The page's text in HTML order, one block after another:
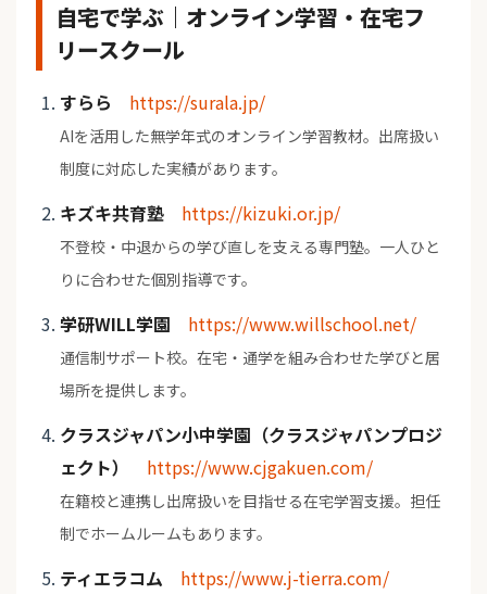
自宅で学ぶ｜オンライン学習・在宅フ
リースクール
すらら https://surala.jp/
AIを活用した無学年式のオンライン学習教材。出席扱い
制度に対応した実績があります。
キズキ共育塾 https://kizuki.or.jp/
不登校・中退からの学び直しを支える専門塾。一人ひと
りに合わせた個別指導です。
学研WILL学園 https://www.willschool.net/
通信制サポート校。在宅・通学を組み合わせた学びと居
場所を提供します。
クラスジャパン小中学園（クラスジャパンプロジ
ェクト）
https://www.cjgakuen.com/
在籍校と連携し出席扱いを目指せる在宅学習支援。担任
制でホームルームもあります。
ティエラコム https://www.j-tierra.com/